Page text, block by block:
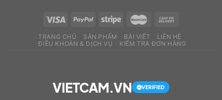
TRANG CHỦ SẢN PHẨM BÀI VIẾT
LIÊN HỆ
ĐIỀU KHOẢN & DỊCH VỤ
KIỂM TRA ĐƠN HÀNG
VIETCAM.VN VERIFIED